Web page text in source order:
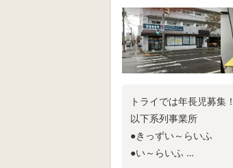
トライでは年長児募集！
以下系列事業所
●きっずい～らいふ
●い～らいふ